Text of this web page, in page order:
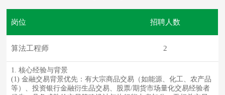
岗位 招聘人数
算法工程师 2
1. 核心经验与背景
(1) 金融交易背景优先：有大宗商品交易（如能源、化工、农产品
等）、投资银行金融衍生品交易、股票/期货市场量化交易经验者